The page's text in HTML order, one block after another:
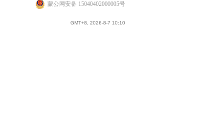
蒙公网安备 15040402000005号
GMT+8, 2026-8-7 10:10